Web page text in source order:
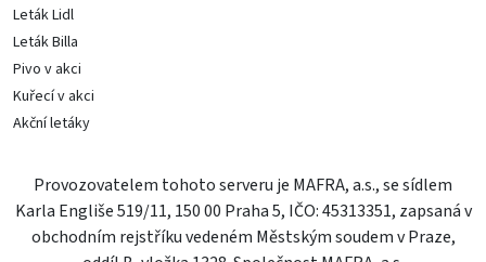
Leták Lidl
Leták Billa
Pivo v akci
Kuřecí v akci
Akční letáky
Provozovatelem tohoto serveru je MAFRA, a.s., se sídlem
Karla Engliše 519/11, 150 00 Praha 5, IČO: 45313351, zapsaná v
obchodním rejstříku vedeném Městským soudem v Praze,